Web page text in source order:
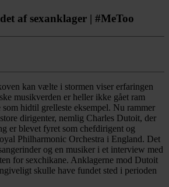
af sexanklager | #MeToo
kan vælte i stormen viser erfaringen
musikverden er heller ikke gået ram
hidtil grelleste eksempel. Nu rammer
dirigenter, nemlig Charles Dutoit, der
er blevet fyret som chefdirigent og
Philharmonic Orchestra i England. Det
og en musiker i et interview med
for sexchikane. Anklagerne mod Dutoit
skulle have fundet sted i perioden